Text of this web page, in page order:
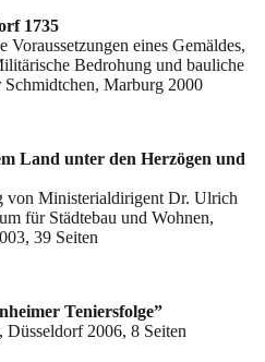
1735
eines Gemäldes,
Bedrohung und bauliche
Marburg 2000
Land unter den Herzögen und
von Ministerialdirigent Dr. Ulrich
für Städtebau und Wohnen,
39 Seiten
Teniersfolge”
2006, 8 Seiten